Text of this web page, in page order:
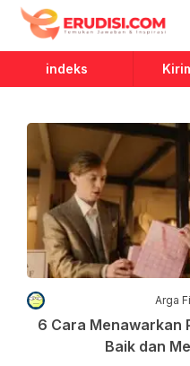
Erudisi
Temukan Jawaban dan
indeks
Arga
6 Cara Menawarkan
Baik dan